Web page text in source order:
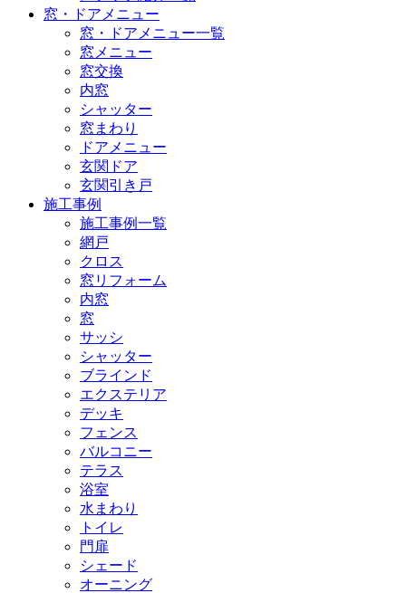
窓・ドアメニュー
窓・ドアメニュー一覧
窓メニュー
窓交換
内窓
シャッター
窓まわり
ドアメニュー
玄関ドア
玄関引き戸
施工事例
施工事例一覧
網戸
クロス
窓リフォーム
内窓
窓
サッシ
シャッター
ブラインド
エクステリア
デッキ
フェンス
バルコニー
テラス
浴室
水まわり
トイレ
門扉
シェード
オーニング